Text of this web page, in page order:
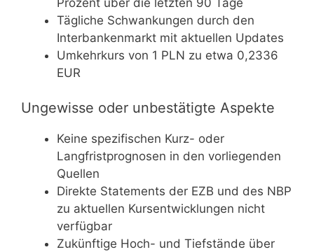
Tägliche Schwankungen durch den
Interbankenmarkt mit aktuellen Updates
Umkehrkurs von 1 PLN zu etwa 0,2336
EUR
Ungewisse oder unbestätigte Aspekte
Keine spezifischen Kurz- oder
Langfristprognosen in den vorliegenden
Quellen
Direkte Statements der EZB und des NBP
zu aktuellen Kursentwicklungen nicht
verfügbar
Zukünftige Hoch- und Tiefstände über